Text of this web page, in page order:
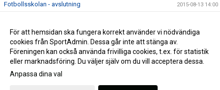
Fotbollsskolan - avslutning 2015-08-13 14:00
Staffans veckobrev v 32 2015-08-04 09:07
Staffans “inför helgens matcher” v 31 2015-07-31 09:21
Gå till Webbversion
För att hemsidan ska fungera korrekt använder vi nödvändiga
cookies från SportAdmin. Dessa går inte att stänga av.
Föreningen kan också använda frivilliga cookies, t.ex. för statistik
eller marknadsföring. Du väljer själv om du vill acceptera dessa.
Anpassa dina val